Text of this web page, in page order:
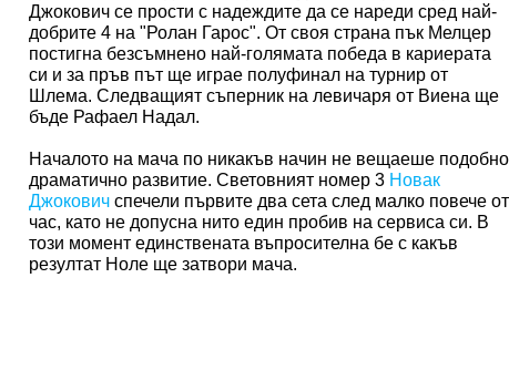
Джокович се прости с надеждите да се нареди сред най-
добрите 4 на "Ролан Гарос". От своя страна пък Мелцер
постигна безсъмнено най-голямата победа в кариерата
си и за пръв път ще играе полуфинал на турнир от
Шлема. Следващият съперник на левичаря от Виена ще
бъде Рафаел Надал.
Началото на мача по никакъв начин не вещаеше подобно
драматично развитие. Световният номер 3 Новак
Джокович спечели първите два сета след малко повече от
час, като не допусна нито един пробив на сервиса си. В
този момент единствената въпросителна бе с какъв
резултат Ноле ще затвори мача.